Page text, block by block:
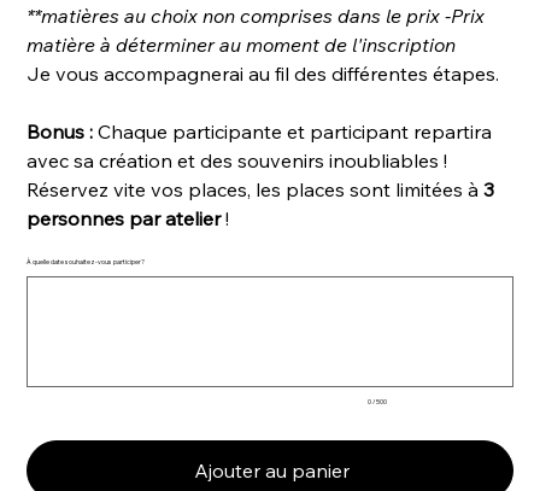
**matières au choix non comprises dans le prix -Prix
matière à déterminer au moment de l'inscription
Je vous accompagnerai au fil des différentes étapes.
Bonus : Chaque participante et participant repartira
avec sa création et des souvenirs inoubliables !
Réservez vite vos places, les places sont limitées à3
personnes par atelier!
À quelle date souhaitez-vous participer?
0 / 500
Ajouter au panier